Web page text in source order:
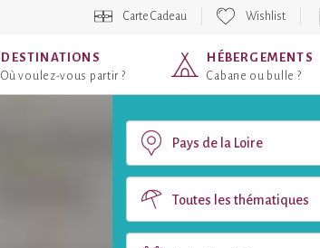
Carte Cadeau Wishlist
DESTINATIONS
Où voulez-vous partir ?
HÉBERGEMENTS
Cabane ou bulle ?
Toutes les thématiques